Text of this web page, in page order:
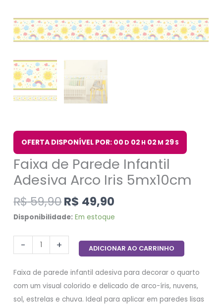
OFERTA DISPONÍVEL POR: 00 D 02 H 02 M 28S
Faixa de Parede Infantil
Adesiva Arco Iris 5mx10cm
R$59,90R$ 49,90
Disponibilidade: Em estoque
- + ADICIONAR AO CARRINHO
Faixa de parede infantil adesiva para decorar o quarto
com um visual colorido e delicado de arco-íris, nuvens,
sol, estrelas e chuva. Ideal para aplicar em paredes lisas